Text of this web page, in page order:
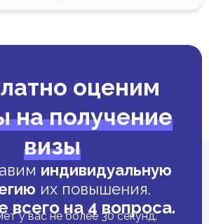
оценим
на получение
визы
индивидуальную
их повышения.
всего на 4 вопроса.
у вас не более 30 секунд.